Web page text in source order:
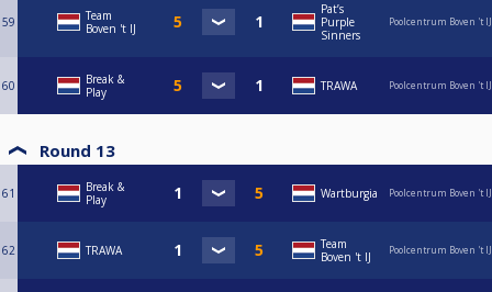
59
Team
Boven 't IJ
Pat’s
Purple
Sinners
Poolcentrum Boven 't IJ
60
Break &
Play
TRAWA Poolcentrum Boven 't IJ
Round 13
61
Break &
Play
Wartburgia Poolcentrum Boven 't IJ
62 TRAWA
Team
Boven 't IJ
Poolcentrum Boven 't IJ